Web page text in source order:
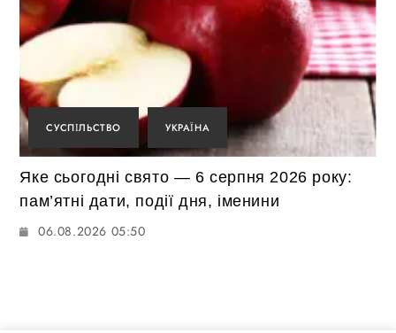
СУСПІЛЬСТВО УКРАЇНА
Яке сьогодні свято — 6 серпня 2026 року:
пам’ятні дати, події дня, іменини
06.08.2026 05:50